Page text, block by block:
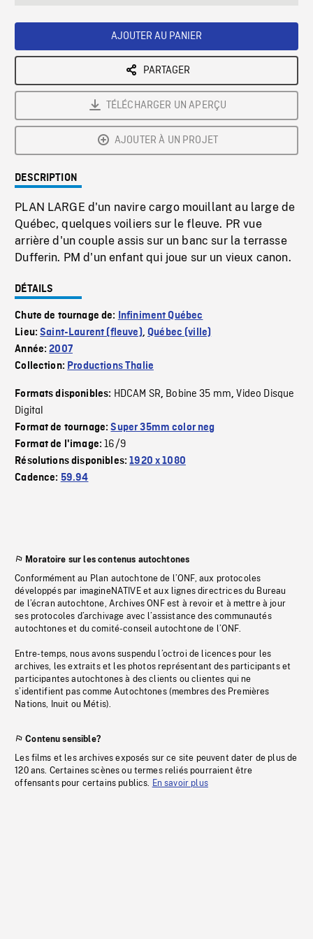
AJOUTER AU PANIER
PARTAGER
TÉLÉCHARGER UN APERÇU
AJOUTER À UN PROJET
DESCRIPTION
PLAN LARGE d'un navire cargo mouillant au large de
Québec, quelques voiliers sur le fleuve. PR vue
arrière d'un couple assis sur un banc sur la terrasse
Dufferin. PM d'un enfant qui joue sur un vieux canon.
DÉTAILS
Chute de tournage de:
Infiniment Québec
Lieu:Saint-Laurent (fleuve),Québec (ville)
Année:2007
Collection: Productions Thalie
Formats disponibles: HDCAM SR, Bobine 35 mm,Video Disque
Digital
Format de tournage:Super 35mm color neg
Format de l'image:16/9
Résolutions disponibles:1920 x 1080
Cadence: 59.94
Moratoire sur les contenus autochtones
Conformément au Plan autochtone de l’ONF, aux protocoles
développés par imagineNATIVE et aux lignes directrices du Bureau
de l’écran autochtone, Archives ONF est à revoir et à mettre à jour
ses protocoles d’archivage avec l’assistance des communautés
autochtones et du comité-conseil autochtone de l’ONF.
Entre-temps, nous avons suspendu l’octroi de licences pour les
archives, les extraits et les photos représentant des participants et
participantes autochtones à des clients ou clientes qui ne
s’identifient pas comme Autochtones (membres des Premières
Nations, Inuit ou Métis).
Contenu sensible?
Les films et les archives exposés sur ce site peuvent dater de plus de
120 ans. Certaines scènes ou termes reliés pourraient être
offensants pour certains publics. En savoir plus